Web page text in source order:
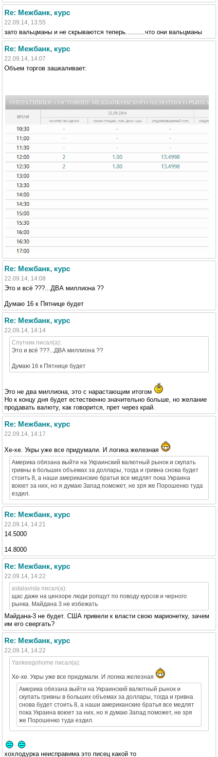
Re: Межбанк, курс
22.09.14, 13:55
зато вальцманы и не скрываются теперь..........что они вальцманы
Re: Межбанк, курс
22.09.14, 14:07
Объем торгов зашкаливает:
Re: Межбанк, курс
22.09.14, 14:08
Это и всё ???...ДВА миллиона ??
Думаю 16 к Пятнице будет
Re: Межбанк, курс
22.09.14, 14:14
Спутник писал(а):
Это и всё ???...ДВА миллиона ??
Думаю 16 к Пятнице будет
Это не два миллиона, это с нарастающим итогом
Но к концу дня будет естественно значительно больше, но желание
продавать валюту, как говорится, прет через край.
Re: Межбанк, курс
22.09.14, 14:17
Хе-хе. Укры уже все придумали. И логика железная
Америка обязана выйти на Украинский валютный рынок и скупать
гривны в больших объемах за доллары, тогда и гривна снова будет
стоить 8, а наши американские братья все медлят пока Украина
воюет за них, но я думаю Запад поможет, не зря же Порошенко туда
ездил.
Re: Межбанк, курс
22.09.14, 14:21
14.5000
14.8000
Re: Межбанк, курс
22.09.14, 14:22
astalavista писал(а):
щас даже на цензоре люди ропщут по поводу курсов и черного
рынка. Майдана 3 не избежать
Майдана-3 не будет. США привели к власти свою марионетку, зачем
им его свергать?
Re: Межбанк, курс
22.09.14, 14:22
Yankeegohome писал(а):
Хе-хе. Укры уже все придумали. И логика железная
Америка обязана выйти на Украинский валютный рынок и
скупать гривны в больших объемах за доллары, тогда и гривна
снова будет стоить 8, а наши американские братья все медлят
пока Украина воюет за них, но я думаю Запад поможет, не зря
же Порошенко туда ездил.
хохлодурка неисправима это писец какой то